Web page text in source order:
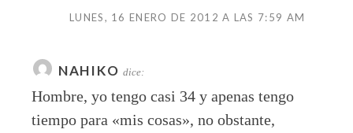
LUNES, 16 ENERO DE 2012 A LAS 7:59 AM
NAHIKO dice:
Hombre, yo tengo casi 34 y apenas tengo
tiempo para «mis cosas», no obstante,